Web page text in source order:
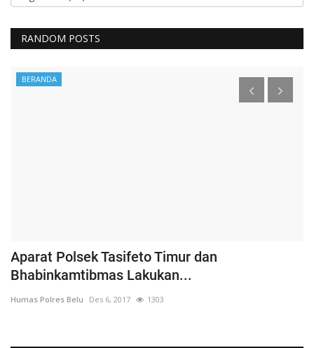
RANDOM POSTS
BERANDA
Aparat Polsek Tasifeto Timur dan
Bhabinkamtibmas Lakukan...
Humas Polres Belu Des 6, 2017 1303